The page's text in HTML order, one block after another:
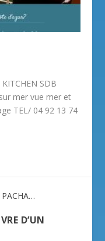
SDB
mer vue mer et
TEL/ 04 92 13 74
D’UN